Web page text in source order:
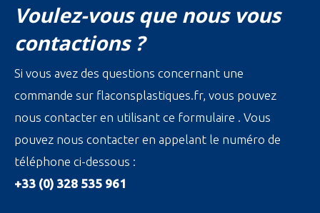
Voulez-vous que nous vous
contactions ?
Si vous avez des questions concernant une
commande sur flaconsplastiques.fr, vous pouvez
nous contacter en utilisant ce formulaire . Vous
pouvez nous contacter en appelant le numéro de
téléphone ci-dessous :
+33 (0) 328 535 961